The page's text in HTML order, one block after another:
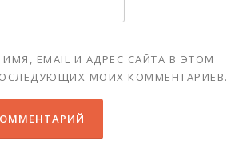
EMAIL И АДРЕС САЙТА В ЭТОМ
МОИХ КОММЕНТАРИЕВ.